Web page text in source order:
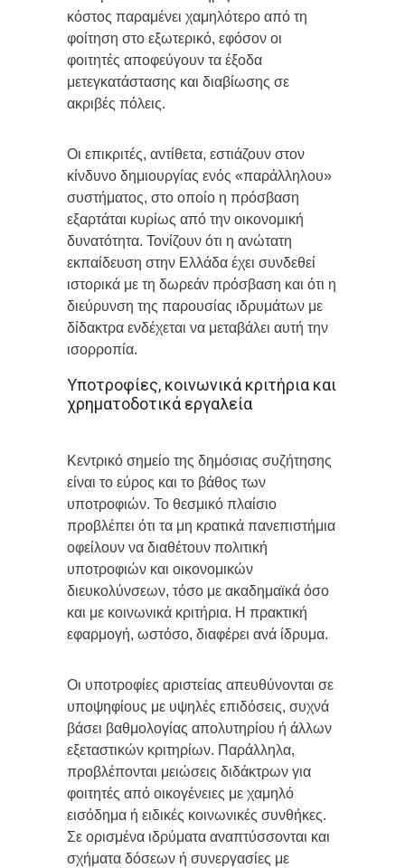
κόστος παραμένει χαμηλότερο από τη
φοίτηση στο εξωτερικό, εφόσον οι
φοιτητές αποφεύγουν τα έξοδα
μετεγκατάστασης και διαβίωσης σε
ακριβές πόλεις.
Οι επικριτές, αντίθετα, εστιάζουν στον
κίνδυνο δημιουργίας ενός «παράλληλου»
συστήματος, στο οποίο η πρόσβαση
εξαρτάται κυρίως από την οικονομική
δυνατότητα. Τονίζουν ότι η ανώτατη
εκπαίδευση στην Ελλάδα έχει συνδεθεί
ιστορικά με τη δωρεάν πρόσβαση και ότι η
διεύρυνση της παρουσίας ιδρυμάτων με
δίδακτρα ενδέχεται να μεταβάλει αυτή την
ισορροπία.
Υποτροφίες, κοινωνικά κριτήρια και
χρηματοδοτικά εργαλεία
Κεντρικό σημείο της δημόσιας συζήτησης
είναι το εύρος και το βάθος των
υποτροφιών. Το θεσμικό πλαίσιο
προβλέπει ότι τα μη κρατικά πανεπιστήμια
οφείλουν να διαθέτουν πολιτική
υποτροφιών και οικονομικών
διευκολύνσεων, τόσο με ακαδημαϊκά όσο
και με κοινωνικά κριτήρια. Η πρακτική
εφαρμογή, ωστόσο, διαφέρει ανά ίδρυμα.
Οι υποτροφίες αριστείας απευθύνονται σε
υποψηφίους με υψηλές επιδόσεις, συχνά
βάσει βαθμολογίας απολυτηρίου ή άλλων
εξεταστικών κριτηρίων. Παράλληλα,
προβλέπονται μειώσεις διδάκτρων για
φοιτητές από οικογένειες με χαμηλό
εισόδημα ή ειδικές κοινωνικές συνθήκες.
Σε ορισμένα ιδρύματα αναπτύσσονται και
σχήματα δόσεων ή συνεργασίες με